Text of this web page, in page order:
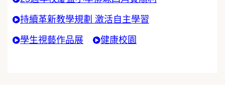
持續革新教學規劃 激活自主學習
學生視藝作品展 健康校園